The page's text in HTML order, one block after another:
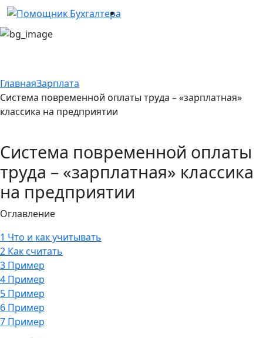
ГлавнаяЗарплата
Система повременной оплаты труда – «зарплатная»
классика на предприятии
Система повременной оплаты
труда – «зарплатная» классика
на предприятии
Оглавление
1 Что и как учитывать
2 Как считать
3 Пример
4 Пример
5 Пример
6 Пример
7 Пример